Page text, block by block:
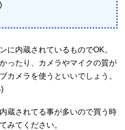
に内蔵されているものでOK。
ったり、カメラやマイクの質が
カメラを使うといいでしょう。
蔵されてる事が多いので買う時
みてください。